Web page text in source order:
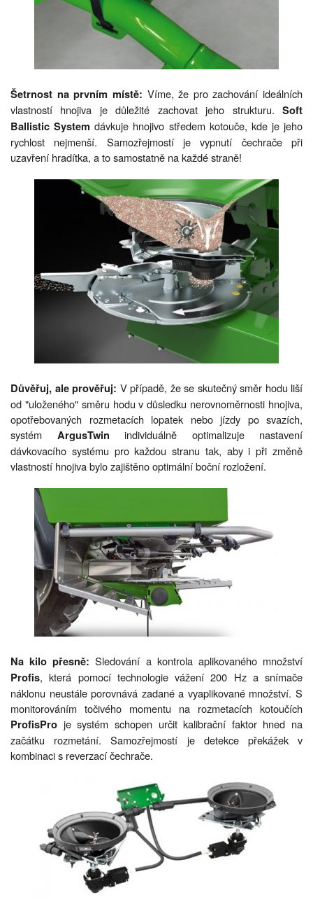
Šetrnost na prvním místě: Víme, že pro zachování ideálních
vlastností hnojiva je důležité zachovat jeho strukturu. Soft
Ballistic System dávkuje hnojivo středem kotouče, kde je jeho
rychlost nejmenší. Samozřejmostí je vypnutí čechrače při
uzavření hradítka, a to samostatně na každé straně!
Důvěřuj, ale prověřuj: V případě, že se skutečný směr hodu liší
od "uloženého" směru hodu v důsledku nerovnoměrnosti hnojiva,
opotřebovaných rozmetacích lopatek nebo jízdy po svazích,
systém ArgusTwin individuálně optimalizuje nastavení
dávkovacího systému pro každou stranu tak, aby i při změně
vlastností hnojiva bylo zajištěno optimální boční rozložení.
Na kilo přesně: Sledování a kontrola aplikovaného množství
Profis, která pomocí technologie vážení 200 Hz a snímače
náklonu neustále porovnává zadané a vyaplikované množství. S
monitorováním točivého momentu na rozmetacích kotoučích
ProfisPro je systém schopen určit kalibrační faktor hned na
začátku rozmetání. Samozřejmostí je detekce překážek v
kombinaci s reverzací čechrače.